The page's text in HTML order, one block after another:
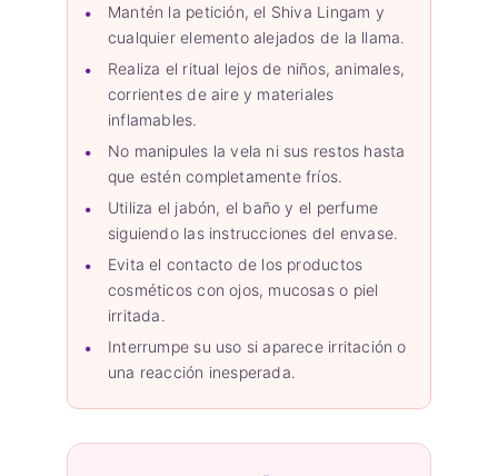
Mantén la petición, el Shiva Lingam y
cualquier elemento alejados de la llama.
Realiza el ritual lejos de niños, animales,
corrientes de aire y materiales
inflamables.
No manipules la vela ni sus restos hasta
que estén completamente fríos.
Utiliza el jabón, el baño y el perfume
siguiendo las instrucciones del envase.
Evita el contacto de los productos
cosméticos con ojos, mucosas o piel
irritada.
Interrumpe su uso si aparece irritación o
una reacción inesperada.